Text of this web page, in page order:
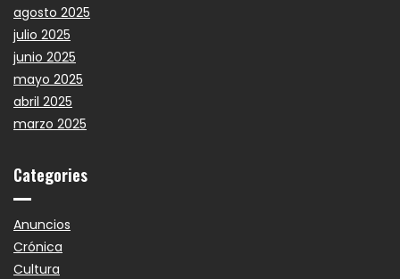
agosto 2025
julio 2025
junio 2025
mayo 2025
abril 2025
marzo 2025
Categories
Anuncios
Crónica
Cultura